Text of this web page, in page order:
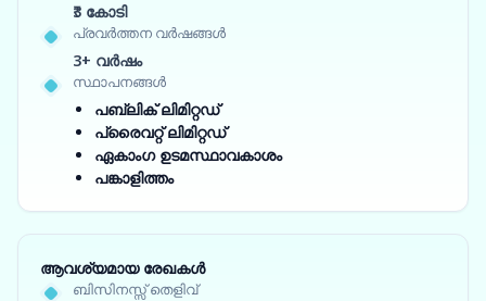
₹3 കോടി
പ്രവർത്തന വർഷങ്ങൾ
3+ വർഷം
സ്ഥാപനങ്ങൾ
പബ്ലിക് ലിമിറ്റഡ്
പ്രൈവറ്റ് ലിമിറ്റഡ്
ഏകാംഗ ഉടമസ്ഥാവകാശം
പങ്കാളിത്തം
ആവശ്യമായ രേഖകൾ
ബിസിനസ്സ് തെളിവ്